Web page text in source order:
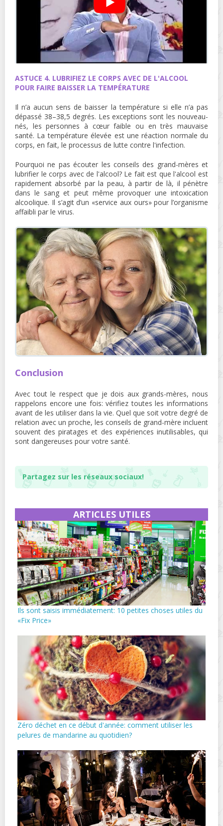
ASTUCE 4. LUBRIFIEZ LE CORPS AVEC DE L'ALCOOL
POUR FAIRE BAISSER LA TEMPÉRATURE
Il n’a aucun sens de baisser la température si elle n’a pas
dépassé 38–38,5 degrés. Les exceptions sont les nouveau-
nés, les personnes à cœur faible ou en très mauvaise
santé. La température élevée est une réaction normale du
corps, en fait, le processus de lutte contre l'infection.
Pourquoi ne pas écouter les conseils des grand-mères et
lubrifier le corps avec de l'alcool? Le fait est que l'alcool est
rapidement absorbé par la peau, à partir de là, il pénètre
dans le sang et peut même provoquer une intoxication
alcoolique. Il s’agit d’un «service aux ours» pour l’organisme
affaibli par le virus.
Conclusion
Avec tout le respect que je dois aux grands-mères, nous
rappelons encore une fois: vérifiez toutes les informations
avant de les utiliser dans la vie. Quel que soit votre degré de
relation avec un proche, les conseils de grand-mère incluent
souvent des piratages et des expériences inutilisables, qui
sont dangereuses pour votre santé.
Partagez sur les réseaux sociaux!
ARTICLES UTILES
Ils sont saisis immédiatement: 10 petites choses utiles du
«Fix Price»
Zéro déchet en ce début d'année: comment utiliser les
pelures de mandarine au quotidien?